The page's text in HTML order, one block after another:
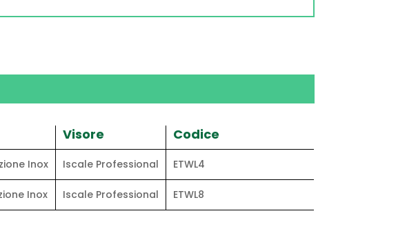
Visore Codice
Inox Iscale Professional ETWL4
Inox Iscale Professional ETWL8